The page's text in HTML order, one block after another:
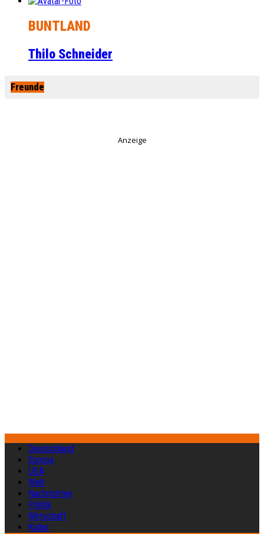
BUNTLAND
Thilo Schneider
Freunde
Anzeige
Deutschland
Europa
USA
Welt
Nachrichten
Politik
Wirtschaft
Kultur